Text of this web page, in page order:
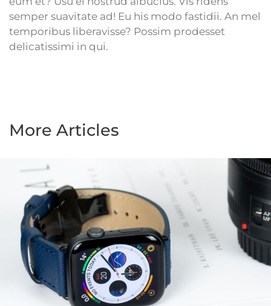
semper suavitate ad! Eu his modo fastidii. An mel
temporibus liberavisse? Possim prodesset
delicatissimi in qui.
More Articles